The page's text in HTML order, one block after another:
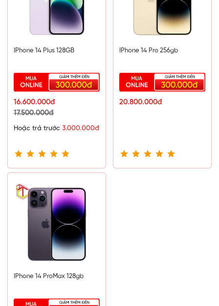
IPhone 14 Plus 128GB
16.600.000đ
17.500.000đ
Hoặc trả trước 3.000.000đ
IPhone 14 Pro 256gb
20.800.000đ
IPhone 14 ProMax 128gb